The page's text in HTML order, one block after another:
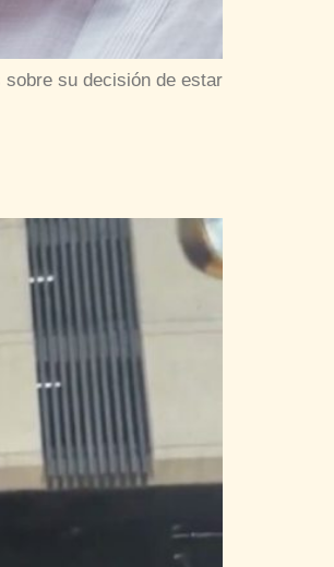
sobre su decisión de estar